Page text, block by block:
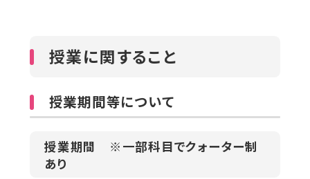
授業に関すること
授業期間等について
授業期間 ※一部科目でクォーター制
あり